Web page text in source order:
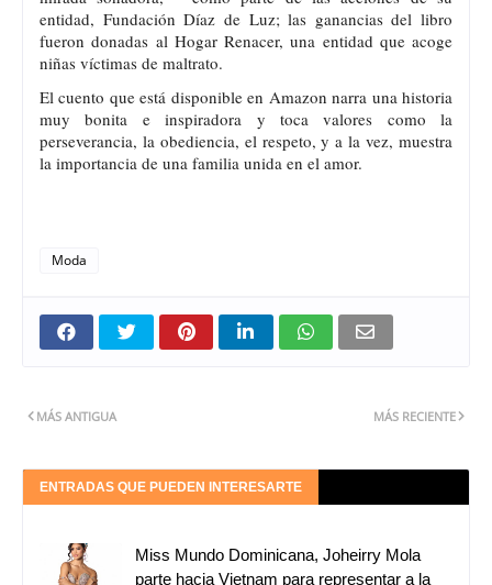
entidad, Fundación Díaz de Luz; las ganancias del libro
fueron donadas al Hogar Renacer, una entidad que acoge
niñas víctimas de maltrato.
El cuento que está disponible en Amazon narra una historia
muy bonita e inspiradora y toca valores como la
perseverancia, la obediencia, el respeto, y a la vez, muestra
la importancia de una familia unida en el amor.
Moda
MÁS RECIENTE
MÁS ANTIGUA
ENTRADAS QUE PUEDEN INTERESARTE
Miss Mundo Dominicana, Joheirry Mola
parte hacia Vietnam para representar a la